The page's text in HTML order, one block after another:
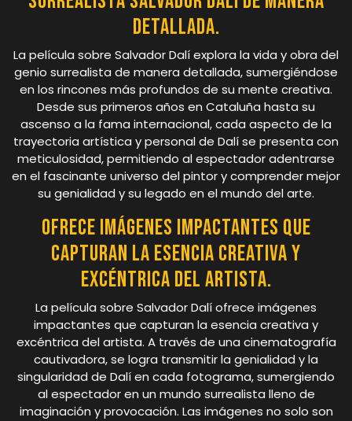
detallada.
La película sobre Salvador Dalí explora la vida y obra del
genio surrealista de manera detallada, sumergiéndose
en los rincones más profundos de su mente creativa.
Desde sus primeros años en Cataluña hasta su
ascenso a la fama internacional, cada aspecto de la
trayectoria artística y personal de Dalí se presenta con
meticulosidad, permitiendo al espectador adentrarse
en el fascinante universo del pintor y comprender mejor
su genialidad y su legado en el mundo del arte.
Ofrece imágenes impactantes que
capturan la esencia creativa y
excéntrica del artista.
La película sobre Salvador Dalí ofrece imágenes
impactantes que capturan la esencia creativa y
excéntrica del artista. A través de una cinematografía
cautivadora, se logra transmitir la genialidad y la
singularidad de Dalí en cada fotograma, sumergiendo
al espectador en un mundo surrealista lleno de
imaginación y provocación. Las imágenes no solo son